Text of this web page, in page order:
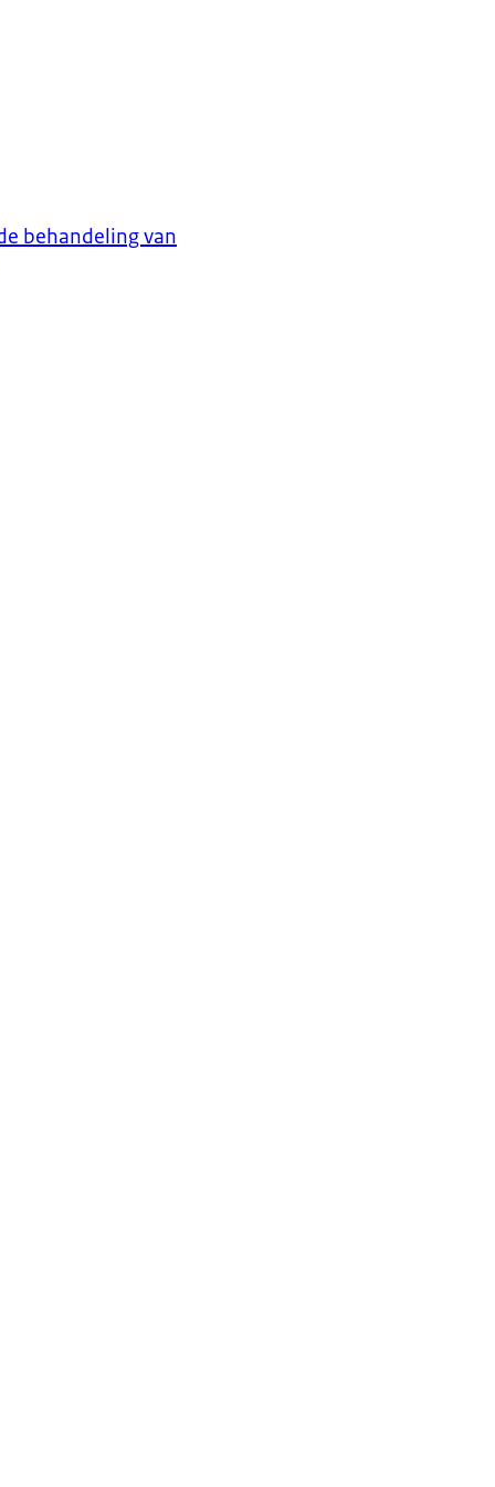
behandeling van